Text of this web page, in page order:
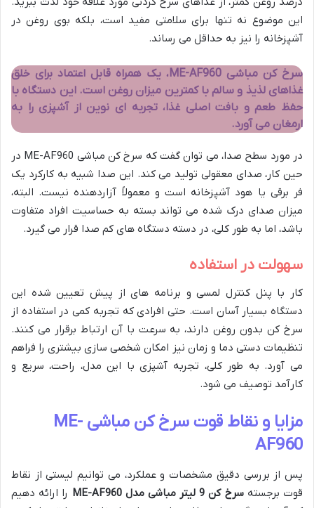
این موضوع نه تنها برای سلامتی مفید است، بلکه بوی روغن در
آشپزخانه را نیز به حداقل می رساند.
سرخ کن مباشی ME-AF960، یک همراه قابل اعتماد برای خلق
غذاهای لذیذ و سالم با کمترین میزان روغن است. این دستگاه با
حفظ طعم و بافت اصلی غذا، تجربه ای نوین از آشپزی را به
ارمغان می آورد.
در مورد سطح صدا، می توان گفت که سرخ کن مباشی ME-AF960 در
حین کار، صدای معقولی تولید می کند. این صدا شبیه به کارکرد یک
فر برقی یا هود آشپزخانه است و معمولاً آزاردهنده نیست. البته،
میزان صدای درک شده می تواند بسته به حساسیت افراد متفاوت
باشد، اما به طور کلی، در دسته دستگاه های کم صدا قرار می گیرد.
سهولت در استفاده
کار با پنل کنترل لمسی و برنامه های از پیش تعیین شده این
دستگاه بسیار آسان است. حتی افرادی که تجربه کمی در استفاده از
سرخ کن بدون روغن دارند، به سرعت با آن ارتباط برقرار می کنند.
تنظیمات دستی دما و زمان نیز امکان شخصی سازی بیشتری را فراهم
می آورد. به طور کلی، تجربه آشپزی با این مدل، راحت، سریع و
کارآمد توصیف می شود.
مزایا و نقاط قوت سرخ کن مباشی ME-
AF960
پس از بررسی دقیق مشخصات و عملکرد، می توانیم لیستی از نقاط
قوت برجستهسرخ کن 9 لیتر مباشی مدل ME-AF960
را ارائه دهیم